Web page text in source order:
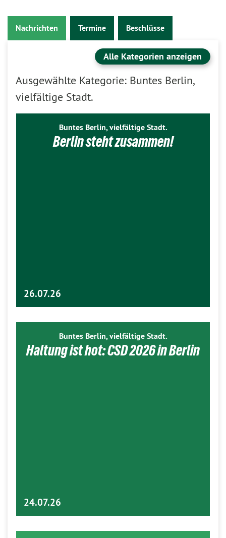
Nachrichten Termine Beschlüsse
Alle Kategorien anzeigen
Ausgewählte Kategorie: Buntes Berlin,
vielfältige Stadt.
Buntes Berlin, vielfältige Stadt.
Berlin steht zusammen!
26.07.26
Buntes Berlin, vielfältige Stadt.
Haltung ist hot: CSD 2026 in Berlin
24.07.26